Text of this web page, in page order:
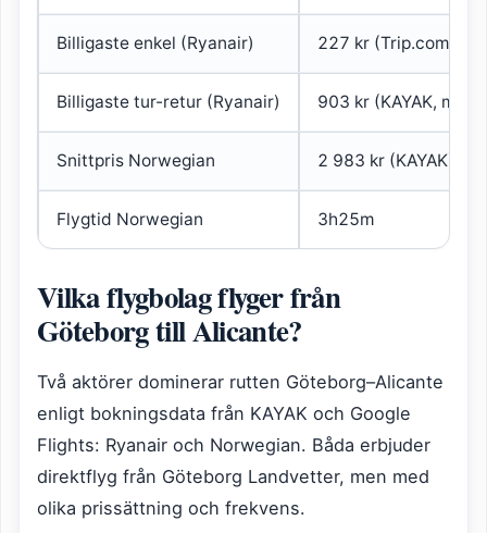
Billigaste enkel (Ryanair) 227 kr (Trip.com)
Billigaste tur-retur (Ryanair) 903 kr (KAYAK, maj
Snittpris Norwegian 2 983 kr (KAYAK)
Flygtid Norwegian 3h25m
Vilka flygbolag flyger från
Göteborg till Alicante?
Två aktörer dominerar rutten Göteborg–Alicante
enligt bokningsdata från KAYAK och Google
Flights: Ryanair och Norwegian. Båda erbjuder
direktflyg från Göteborg Landvetter, men med
olika prissättning och frekvens.